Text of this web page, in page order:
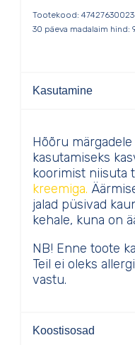
Tootekood:
30 päeva madalaim hind:
Kasutamine
Hõõru
kasutamiseks
koorimist niisuta
kreemiga.
jalad püsivad
kehale, kuna on
NB! Enne toote
Teil ei oleks
vastu.
Koostisosad